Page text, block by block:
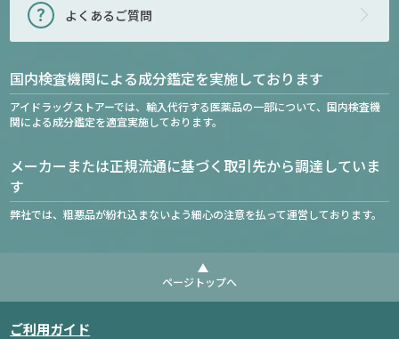
よくあるご質問
国内検査機関による成分鑑定を実施しております
アイドラッグストアーでは、輸入代行する医薬品の一部について、国内検査機
関による成分鑑定を適宜実施しております。
メーカーまたは正規流通に基づく取引先から調達していま
す
弊社では、粗悪品が紛れ込まないよう細心の注意を払って運営しております。
ページトップへ
ご利用ガイド